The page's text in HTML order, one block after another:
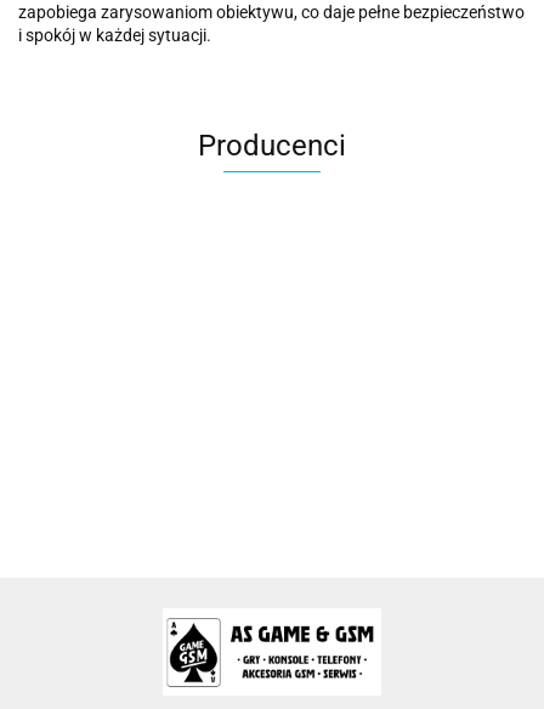
zapobiega zarysowaniom obiektywu, co daje pełne bezpieczeństwo
i spokój w każdej sytuacji.
Producenci
Arc System Works Europe